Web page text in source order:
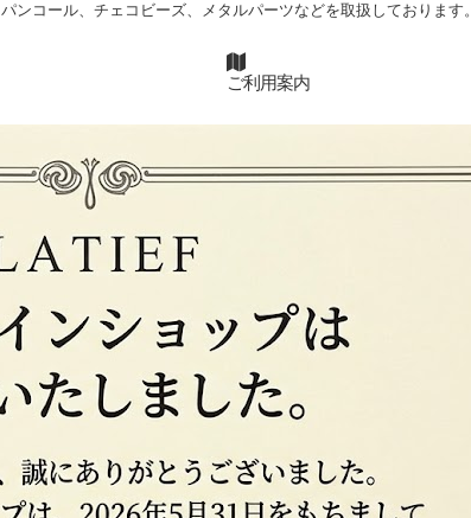
コール、チェコビーズ、メタルパーツなどを取扱しております。
ご利用案内